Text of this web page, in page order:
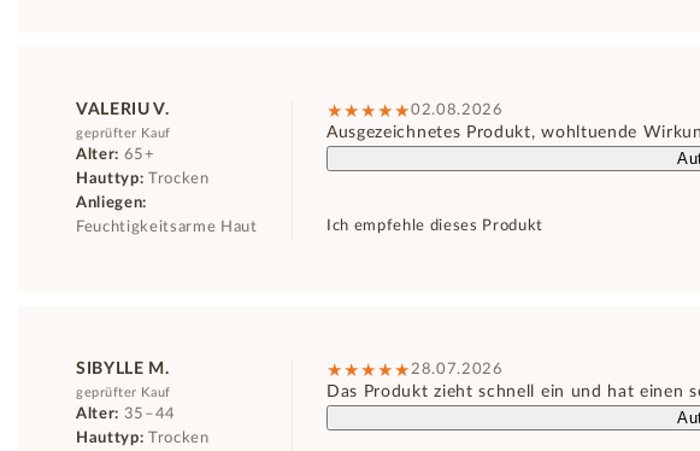
VALERIU V.
geprüfter Kauf
Alter: 65+
Hauttyp: Trocken
Anliegen:
Feuchtigkeitsarme Haut
02.08.2026
Ausgezeichnetes Produkt, wohltuende
Ich empfehle dieses Produkt
SIBYLLE M.
geprüfter Kauf
Alter: 35–44
Hauttyp: Trocken
28.07.2026
Das Produkt zieht schnell ein und hat einen